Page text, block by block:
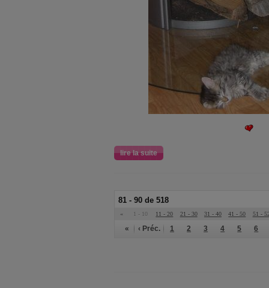
lire la suite
81 - 90 de 518
« 1 - 10 11 - 20 21 - 30 31 - 40 41 - 50 51 -
« ‹ Préc. 1 2 3 4 5 6